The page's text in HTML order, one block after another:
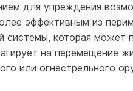
для упреждения
эффективным из
системы, которая может
на перемещение
или огнестрельного